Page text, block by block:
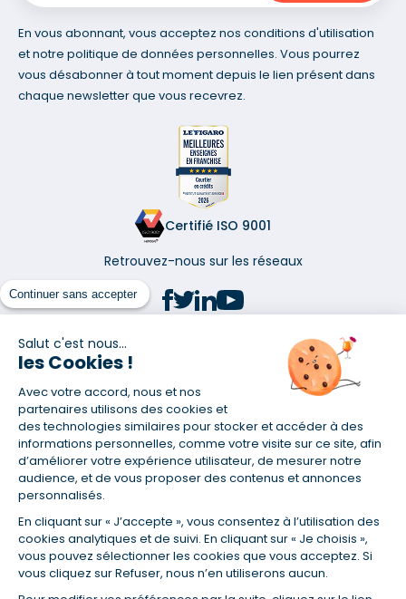
Continuer sans accepter
Salut c'est nous...
les Cookies !
Avec votre accord, nous et nos
partenaires utilisons des cookies et
des technologies similaires pour stocker et accéder à des
informations personnelles, comme votre visite sur ce site, afin
d’améliorer votre expérience utilisateur, de mesurer notre
audience, et de vous proposer des contenus et annonces
personnalisés.
En cliquant sur « J’accepte », vous consentez à l’utilisation des
cookies analytiques et de suivi. En cliquant sur « Je choisis »,
vous pouvez sélectionner les cookies que vous acceptez. Si
vous cliquez sur Refuser, nous n’en utiliserons aucun.
En vous abonnant, vous acceptez nos conditions d'utilisation
et notre politique de données personnelles. Vous pourrez
vous désabonner à tout moment depuis le lien présent dans
chaque newsletter que vous recevrez.
Certifié ISO 9001
Retrouvez-nous sur les réseaux
(1) Taux fixe national hors assurance et selon votre profil
(2) Économie de 65 % pour l'assurance d'un prêt amortissable de 330
457,23 € à 0,90 % sur 19,5 ans, accordé à un salarié non cadre assuré à
100 % (décès, PTIA, IPP, ITT, IPP) âgé de 36 ans fumeur et une personne
salariée non cadre assurée à 100 % (décès, PTIA, IPP, ITT, IPP) âgée de 35
ans et non-fumeur, tous deux sans risque médical connu. Au
14/07/2019, coût de l'assurance proposée par la banque 179,08 €/mois
en moyenne contre 64,60 €/mois en moyenne au 14/07/2022 avec
Empruntis.com (TAEA : 0,44 %, coût total de l'assurance : 15 117,65 €).
(3) Taux minimum pour un crédit consommation d'un montant fixé entre
5 000 et 20 000 euros, selon profil et durée.
(4) La diminution du montant des mensualités entraîne l'allongement
de la durée de remboursement ainsi que la hausse du coût total du